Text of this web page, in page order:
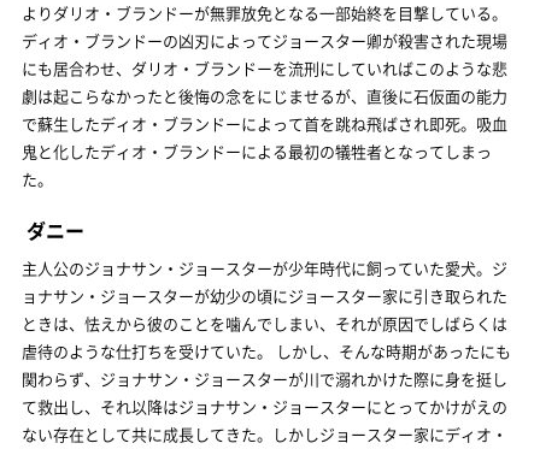
よりダリオ・ブランドーが無罪放免となる一部始終を目撃している。
ディオ・ブランドーの凶刃によってジョースター卿が殺害された現場
にも居合わせ、ダリオ・ブランドーを流刑にしていればこのような悲
劇は起こらなかったと後悔の念をにじませるが、直後に石仮面の能力
で蘇生したディオ・ブランドーによって首を跳ね飛ばされ即死。吸血
鬼と化したディオ・ブランドーによる最初の犠牲者となってしまっ
た。
ダニー
主人公のジョナサン・ジョースターが少年時代に飼っていた愛犬。ジ
ョナサン・ジョースターが幼少の頃にジョースター家に引き取られた
ときは、怯えから彼のことを噛んでしまい、それが原因でしばらくは
虐待のような仕打ちを受けていた。 しかし、そんな時期があったにも
関わらず、ジョナサン・ジョースターが川で溺れかけた際に身を挺し
て救出し、それ以降はジョナサン・ジョースターにとってかけがえの
ない存在として共に成長してきた。しかしジョースター家にディオ・